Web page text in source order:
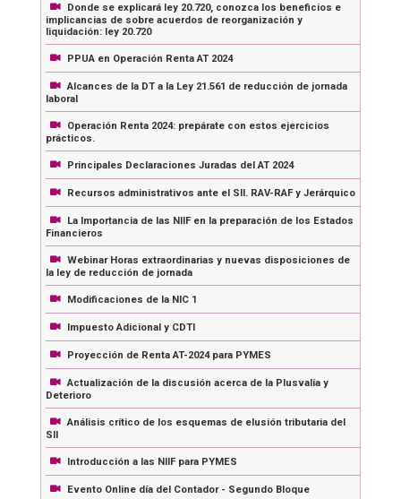
Donde se explicará ley 20.720, conozca los beneficios e
implicancias de sobre acuerdos de reorganización y
liquidación: ley 20.720
PPUA en Operación Renta AT 2024
Alcances de la DT a la Ley 21.561 de reducción de jornada
laboral
Operación Renta 2024: prepárate con estos ejercicios
prácticos.
Principales Declaraciones Juradas del AT 2024
Recursos administrativos ante el SII. RAV-RAF y Jerárquico
La Importancia de las NIIF en la preparación de los Estados
Financieros
Webinar Horas extraordinarias y nuevas disposiciones de
la ley de reducción de jornada
Modificaciones de la NIC 1
Impuesto Adicional y CDTI
Proyección de Renta AT-2024 para PYMES
Actualización de la discusión acerca de la Plusvalía y
Deterioro
Análisis crítico de los esquemas de elusión tributaria del
SII
Introducción a las NIIF para PYMES
Evento Online día del Contador - Segundo Bloque